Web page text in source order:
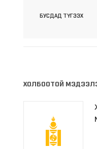
БУСДАД ТҮГЭЭХ
ХОЛБООТОЙ